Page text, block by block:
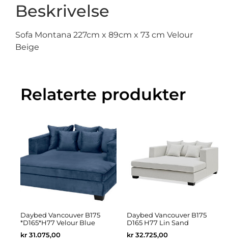
Beskrivelse
Sofa Montana 227cm x 89cm x 73 cm Velour
Beige
Relaterte produkter
Daybed Vancouver B175
*D165*H77 Velour Blue
kr 31.075,00
Daybed Vancouver B175
D165 H77 Lin Sand
kr 32.725,00